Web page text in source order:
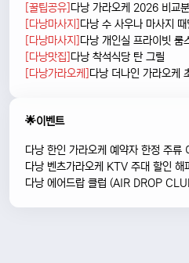
[꿀팁공유]다낭 가라오케 2026 비교
[다낭마사지]다낭 수 사우나 마사지
[다낭마사지]다낭 개인실 프라이빗 룸
[다낭맛집]다낭 착석식당 탄 그릴
[다낭가라오케]다낭 더나인 가라오케
🌟이벤트
다낭 한인 가라오케 예약자 한정 주류
다낭 벤츠가라오케 KTV 주대 할인 해
다낭 에어드랍 클럽 (AIR DROP